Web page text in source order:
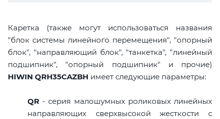
Каретка (также могут использоваться названия
"блок системы линейного перемещения", "опорный
блок", "направляющий блок", "танкетка", "линейный
подшипник", "опорный подшипник" и прочие)
HIWIN QRH35CAZBH имеет следующие параметры:
QR - серия малошумных роликовых линейных
направляющих сверхвысокой жесткости с